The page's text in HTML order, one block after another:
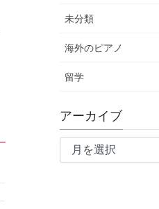
未分類
海外のピアノ
留学
アーカイブ
ア